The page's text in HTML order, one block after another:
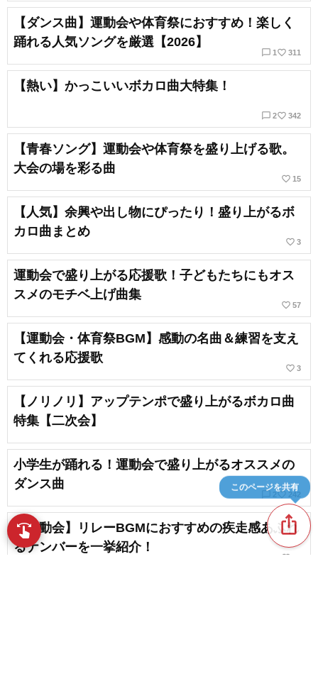
【ダンス曲】運動会や体育祭におすすめ！楽しく
踊れる人気ソングを厳選【2026】
chat_bubble_outline 1 favorite_border 311
【熱い】かっこいいボカロ曲大特集！
chat_bubble_outline 2favorite_border 342
【青春ソング】運動会や体育祭を盛り上げる歌。
大会の場を彩る曲
favorite_border 15
【人気】余興や出し物にぴったり！盛り上がるボ
カロ曲まとめ
favorite_border 3
運動会で盛り上がる応援歌！子どもたちにもオス
スメのモチベ上げ曲集
favorite_border 57
【運動会・体育祭BGM】感動の名曲＆練習を支え
てくれる応援歌
favorite_border 3
【ノリノリ】アップテンポで盛り上がるボカロ曲
特集【二次会】
小学生が踊れる！運動会で盛り上がるオススメの
ダンス曲
2favorite_border 242
【運動会】リレーBGMにおすすめの疾走感あふれ
るナンバーを一挙紹介！
favorite_border
ios_share
このページを共有
swipe 指先で音楽をブラウズ